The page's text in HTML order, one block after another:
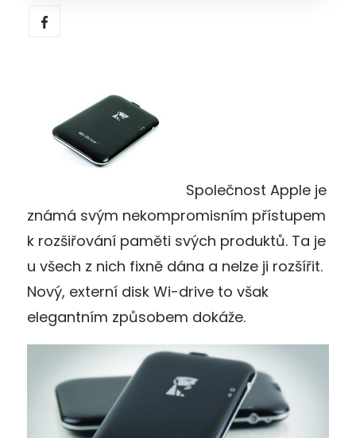
Společnost Apple je
známá svým nekompromisním přístupem
k rozšiřování paměti svých produktů. Ta je
u všech z nich fixně dána a nelze ji rozšířit.
Nový, externí disk Wi-drive to však
elegantním způsobem dokáže.